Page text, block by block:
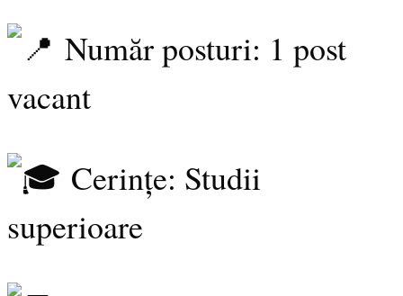
Număr posturi: 1 post
vacant
Cerințe: Studii
superioare